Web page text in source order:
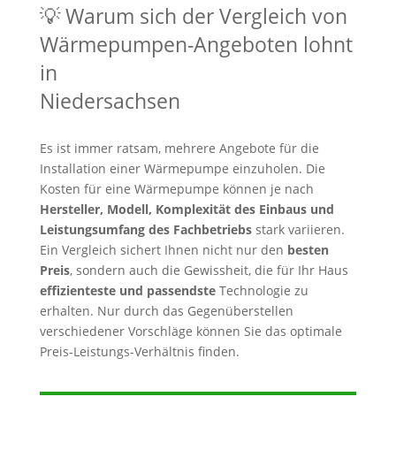
💡 Warum sich der Vergleich von
Wärmepumpen-Angeboten lohnt
in
Niedersachsen
Es ist immer ratsam, mehrere Angebote für die
Installation einer Wärmepumpe einzuholen. Die
Kosten für eine Wärmepumpe können je nach
Hersteller, Modell, Komplexität des Einbaus und
Leistungsumfang des Fachbetriebsstark variieren.
Ein Vergleich sichert Ihnen nicht nur den besten
Preis, sondern auch die Gewissheit, die für Ihr Haus
effizienteste und passendsteTechnologie zu
erhalten. Nur durch das Gegenüberstellen
verschiedener Vorschläge können Sie das optimale
Preis-Leistungs-Verhältnis finden.